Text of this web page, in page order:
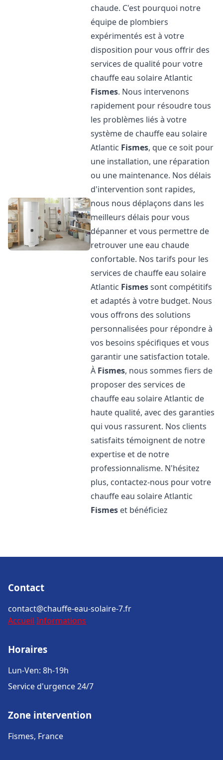
chaude. C'est pourquoi notre
équipe de plombiers
expérimentés est à votre
disposition pour vous offrir des
services de qualité pour votre
chauffe eau solaire Atlantic
Fismes. Nous intervenons
rapidement pour résoudre tous
les problèmes liés à votre
système de chauffe eau solaire
Atlantic Fismes, que ce soit pour
une installation, une réparation
ou une maintenance. Nos délais
d'intervention sont rapides,
nous nous déplaçons dans les
meilleurs délais pour vous
dépanner et vous permettre de
retrouver une eau chaude
confortable. Nos tarifs pour les
services de chauffe eau solaire
Atlantic Fismessont compétitifs
et adaptés à votre budget. Nous
vous offrons des solutions
personnalisées pour répondre à
vos besoins spécifiques et vous
garantir une satisfaction totale.
À Fismes, nous sommes fiers de
proposer des services de
chauffe eau solaire Atlantic de
haute qualité, avec des garanties
qui vous rassurent. Nos clients
satisfaits témoignent de notre
expertise et de notre
professionnalisme. N'hésitez
plus, contactez-nous pour votre
chauffe eau solaire Atlantic
Fismes et bénéficiez
Contact
contact@chauffe-eau-solaire-7.fr
Accueil Informations
Horaires
Lun-Ven: 8h-19h
Service d'urgence 24/7
Zone intervention
Fismes, France